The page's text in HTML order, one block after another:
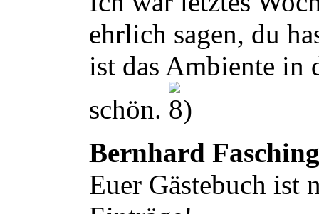
ehrlich sagen, du
ist das Ambiente in
schön.
Bernhard Fasching
Euer Gästebuch ist